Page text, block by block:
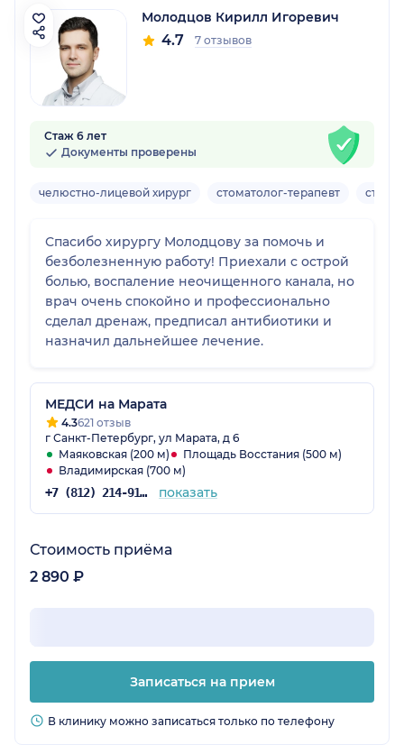
Молодцов Кирилл Игоревич
4.7 7 отзывов
Стаж 6 лет
Документы проверены
челюстно-лицевой хирург стоматолог-терапевт
Спасибо хирургу Молодцову за помочь и
безболезненную работу! Приехали с острой
болью, воспаление неочищенного канала, но
врач очень спокойно и профессионально
сделал дренаж, предписал антибиотики и
назначил дальнейшее лечение.
МЕДСИ на Марата
4.3621 отзыв
г Санкт-Петербург, ул Марата, д 6
Маяковская (200 м)
Площадь Восстания (500 м)
Владимирская (700 м)
+7 (812) 214-91-98 показать
Стоимость приёма
2 890 ₽
Записаться на прием
В клинику можно записаться только по телефону